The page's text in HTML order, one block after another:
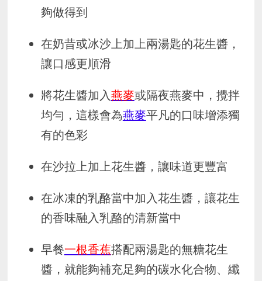
夠做得到
在奶昔或冰沙上加上兩湯匙的花生醬，
讓口感更順滑
將花生醬加入燕麥或隔夜燕麥中，攪拌
均勻，這樣會為燕麥平凡的口味增添獨
有的色彩
在沙拉上加上花生醬，讓味道更豐富
在冰凍的乳酪當中加入花生醬，讓花生
的香味融入乳酪的清新當中
早餐一根香蕉搭配兩湯匙的無糖花生
醬，就能夠補充足夠的碳水化合物、纖